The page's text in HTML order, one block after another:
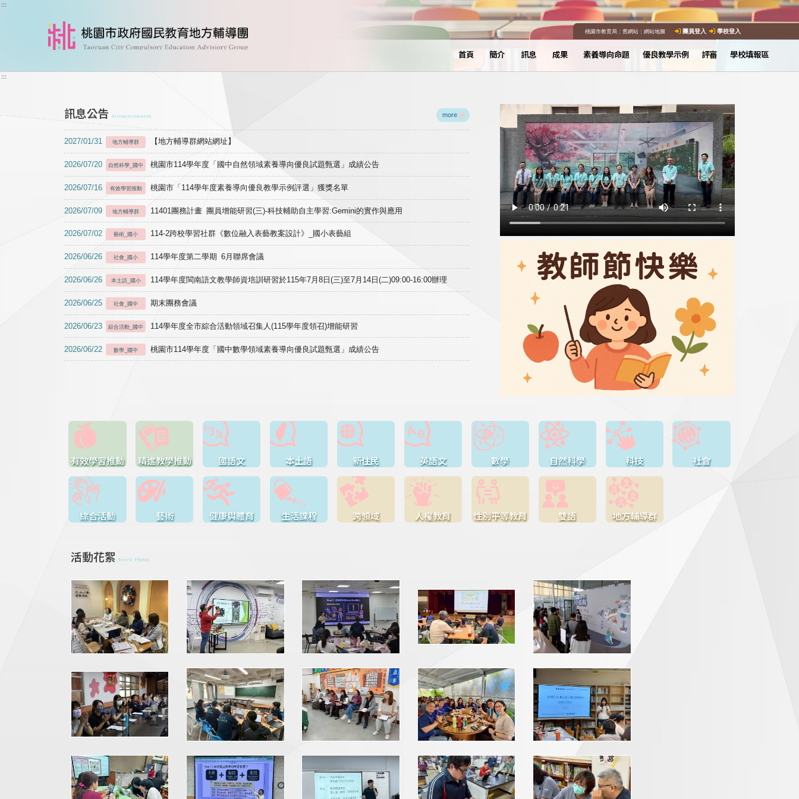
跳到主要內容
:::
桃園市教育局｜ 舊網站｜ 網站地圖 團員登入 學校登入
首頁 簡介 訊息 成果 素養導向命題 優良教學示例 評審 學校填報區
:::
訊息公告 Announcements more
2027/01/31 地方輔導群 【地方輔導群網站網址】
2026/07/20 自然科學_國中 桃園市114學年度「國中自然領域素養導向優良試題甄選」成績公告
2026/07/16 有效學習推動 桃園市「114學年度素養導向優良教學示例評選」獲獎名單
2026/07/09 地方輔導群 11401團務計畫 團員增能研習(三)-科技輔助自主學習:Gemini的實作與應用
2026/07/02 藝術_國小 114-2跨校學習社群《數位融入表藝教案設計》_國小表藝組
2026/06/26 社會_國小 114學年度第二學期 6月聯席會議
2026/06/26 本土語_國小 114學年度閩南語文教學師資培訓研習於115年7月8日(三)至7月14日(二)09:00-16:00辦理
2026/06/25 社會_國中 期末團務會議
2026/06/23 綜合活動_國中 114學年度全市綜合活動領域召集人(115學年度領召)增能研習
2026/06/22 數學_國中 桃園市114學年度「國中數學領域素養導向優良試題甄選」成績公告
有效學習推動 精進教學推動 國語文 本土語 新住民 英語文 數學 自然科學 科技 社會
綜合活動 藝術 健康與體育 生活課程 跨領域 人權教育 性別平等教育 雙語 地方輔導群
活動花絮 Event Photos